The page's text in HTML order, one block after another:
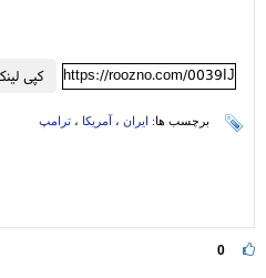
کپی https://roozno.com/0039IJ
برچسب ها: ایران ، آمریکا ، ترامپ
0